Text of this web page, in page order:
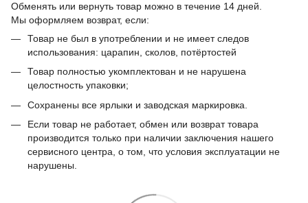
Обменять или вернуть товар можно в течение 14 дней.
Мы оформляем возврат, если:
Товар не был в употреблении и не имеет следов
использования: царапин, сколов, потёртостей
Товар полностью укомплектован и не нарушена
целостность упаковки;
Сохранены все ярлыки и заводская маркировка.
Если товар не работает, обмен или возврат товара
производится только при наличии заключения нашего
сервисного центра, о том, что условия эксплуатации не
нарушены.